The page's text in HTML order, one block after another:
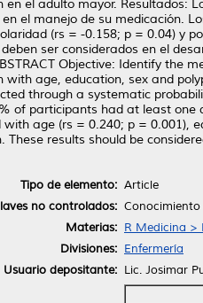
en el adulto mayor. Resultados:
el manejo de su medicación.
(rs = -0.158; p = 0.04) y
ser considerados en el
Objective: Identify the
with age, education, sex and
through a systematic
of participants had at least
age (rs = 0.240; p = 0.001),
These results should be
Tipo de elemento: Article
no controlados:
Materias: R Medicina >
Divisiones: Enfermería
Usuario depositante: Lic. Josimar